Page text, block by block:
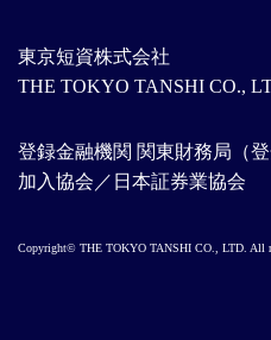
東京短資株式会社
THE TOKYO TANSHI CO.,
登録金融機関 関東財務局（
加入協会／日本証券業協会
Copyright© THE TOKYO TANSHI CO., LTD. All